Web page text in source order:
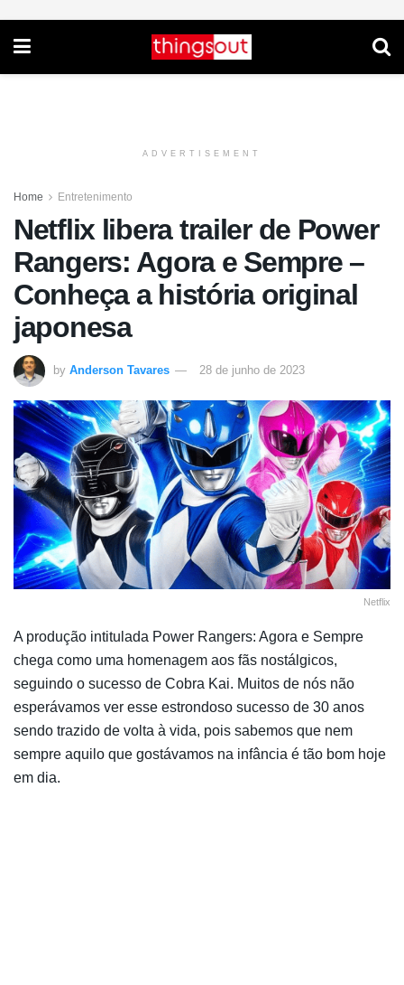
ADVERTISEMENT
Home Entretenimento
Netflix libera trailer de Power
Rangers: Agora e Sempre –
Conheça a história original
japonesa
by Anderson Tavares 28 de junho de 2023
Netflix
A produção intitulada Power Rangers: Agora e Sempre
chega como uma homenagem aos fãs nostálgicos,
seguindo o sucesso de Cobra Kai. Muitos de nós não
esperávamos ver esse estrondoso sucesso de 30 anos
sendo trazido de volta à vida, pois sabemos que nem
sempre aquilo que gostávamos na infância é tão bom hoje
em dia.